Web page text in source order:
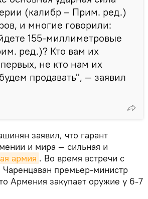
(калибр – Прим. ред.)
и многие говорили:
155-миллиметровые
ред.)? Кто вам их
не кто нам их
продавать", — заявил
заявил, что гарант
и мира — сильная и
армия . Во время встречи с
премьер-министр
Армения закупает оружие у 6-7